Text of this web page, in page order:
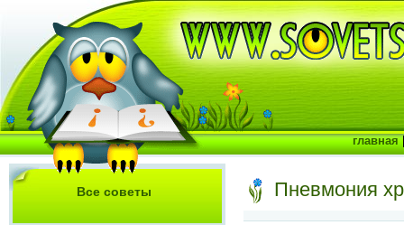
Пневмония
Все советы
главная